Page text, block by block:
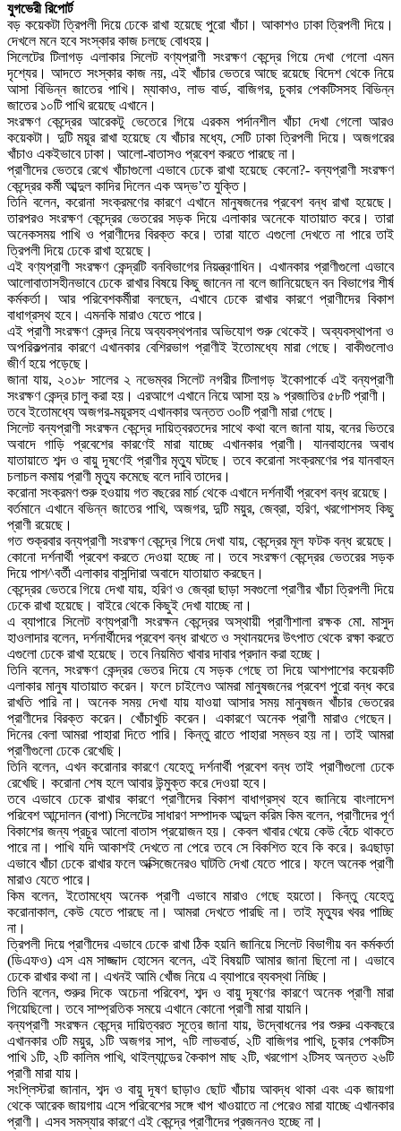
যুগভেরী রিপোর্ট
বড় কয়েকটা ত্রিপলী দিয়ে ঢেকে রাখা হয়েছে পুরো খাঁচা। আকাশও ঢাকা ত্রিপলী দিয়ে।
দেখলে মনে হবে সংস্কার কাজ চলছে বোধহয়।
সিলেটের টিলাগড় এলাকার সিলেট বণ্যপ্রাণী সংরক্ষণ কেন্দ্রে গিয়ে দেখা গেলো এমন
দৃশ্যের। আদতে সংস্কার কাজ নয়, এই খাঁচার ভেতরে আছে রয়েছে বিদেশ থেকে নিয়ে
আসা বিভিন্ন জাতের পাখি। ম্যাকাও, লাভ বার্ড, বাজিগর, চুকার পেকটিসসহ বিভিন্ন
জাতের ১০টি পাখি রয়েছে এখানে।
সংরক্ষণ কেন্দ্রের আরেকটু ভেতেরে গিয়ে এরকম পর্দানশীল খাঁচা দেখা গেলো আরও
কয়েকটা। দুটি ময়ূর রাখা হয়েছে যে খাঁচার মধ্যে, সেটি ঢাকা ত্রিপলী দিয়ে। অজগরের
খাঁচাও একইভাবে ঢাকা। আলো-বাতাসও প্রবেশ করতে পারছে না।
প্রাণীদের ভেতরে রেখে খাঁচাগুলো এভাবে ঢেকে রাখা হয়েছে কেনো?- বন্যপ্রাণী সংরক্ষণ
কেন্দ্রের কর্মী আব্দুল কাদির দিলেন এক অদ্ভ’ত যুক্তি।
তিনি বলেন, করোনা সংক্রমণের কারণে এখানে মানুষজনের প্রবেশ বন্ধ রাখা হয়েছে।
তারপরও সংরক্ষণ কেন্দ্রের ভেতরের সড়ক দিয়ে এলাকার অনেকে যাতায়াত করে। তারা
অনেকসময় পাখি ও প্রাণীদের বিরক্ত করে। তারা যাতে এগুলো দেখতে না পারে তাই
ত্রিপলী দিয়ে ঢেকে রাখা হয়েছে।
এই বণ্যপ্রাণী সংরক্ষণ কেন্দ্রটি বনবিভাগের নিয়ন্ত্রণাধিন। এখানকার প্রাণীগুলো এভাবে
আলোবাতাসহীনভাবে ঢেকে রাখার বিষয়ে কিছু জানেন না বলে জানিয়েছেন বন বিভাগের শীর্ষ
কর্মকর্তা। আর পরিবেশকর্মীরা বলছেন, এখাবে ঢেকে রাখার কারণে প্রাণীদের বিকাশ
বাধাগ্রস্থ হবে। এমনকি মারাও যেতে পারে।
এই প্রাণী সংরক্ষণ কেন্দ্র নিয়ে অব্যবস্থপনার অভিযোগ শুরু থেকেই। অব্যবস্থাপনা ও
অপরিকল্পনার কারণে এখানকার বেশিরভাগ প্রাণীই ইতোমধ্যে মারা গেছে। বাকীগুলোও
জীর্ণ হয়ে পড়েছে।
জানা যায়, ২০১৮ সালের ২ নভেম্বর সিলেট নগরীর টিলাগড় ইকোপার্কে এই বন্যপ্রাণী
সংরক্ষণ কেন্দ্র চালু করা হয়। এরআগে এখানে নিয়ে আসা হয় ৯ প্রজাতির ৫৮টি প্রাণী।
তবে ইতোমধ্যে অজগর-ময়ূরসহ এখানকার অন্তত ৩০টি প্রাণী মারা গেছে।
সিলেট বন্যপ্রাণী সংরক্ষন কেন্দ্রে দায়িত্বরতদের সাথে কথা বলে জানা যায়, বনের ভিতরে
অবাদে গাড়ি প্রবেশের কারণেই মারা যাচ্ছে এখানকার প্রাণী। যানবাহানের অবাধ
যাতায়াতে শব্দ ও বায়ু দূষণেই প্রাণীর মৃত্যু ঘটছে। তবে করোনা সংক্রমণের পর যানবাহন
চলাচল কমায় প্রাণী মৃত্যু কমেছে বলে দাবি তাদের।
করোনা সংক্রমণ শুরু হওয়ায় গত বছরের মার্চ থেকে এখানে দর্শনার্থী প্রবেশ বন্ধ রয়েছে।
বর্তমানে এখানে বভিন্ন জাতের পাখি, অজগর, দুটি ময়ুর, জেব্রা, হরিণ, খরগোশসহ কিছু
প্রাণী রয়েছে।
গত শুক্রবার বন্যপ্রাণী সংরক্ষণ কেন্দ্রে গিয়ে দেখা যায়, কেন্দ্রের মূল ফটক বন্ধ রয়েছে।
কোনো দর্শনার্থী প্রবেশ করতে দেওয়া হচ্ছে না। তবে সংরক্ষণ কেন্দ্রের ভেতরের সড়ক
দিয়ে পাশ^বর্তী এলাকার বাসন্দিারা অবাদে যাতায়াত করছেন।
কেন্দ্রের ভেতরে গিয়ে দেখা যায়, হরিণ ও জেব্রা ছাড়া সবগুলো প্রাণীর খাঁচা ত্রিপলী দিয়ে
ঢেকে রাখা হয়েছে। বাইরে থেকে কিছুই দেখা যাচ্ছে না।
এ ব্যাপারে সিলেট বণ্যপ্রাণী সংরক্ষন কেন্দ্রের অস্থায়ী প্রাণীশালা রক্ষক মো. মাসুদ
হাওলাদার বলেন, দর্শনার্থীদের প্রবেশ বন্ধ রাখতে ও স্থানয়দের উৎপাত থেকে রক্ষা করতে
এগুলো ঢেকে রাখা হয়েছে। তবে নিয়মিত খাবার দাবার প্রদান করা হচ্ছে।
তিনি বলেন, সংরক্ষণ কেন্দ্রর ভেতর দিয়ে যে সড়ক গেছে তা দিয়ে আশপাশের কয়েকটি
এলাকার মানুষ যাতায়াত করেন। ফলে চাইলেও আমরা মানুষজনের প্রবেশ পুরো বন্ধ করে
রাখতি পারি না। অনেক সময় দেখা যায় যাওয়া আসার সময় মানুষজন খাঁচার ভেতরের
প্রাণীদের বিরক্ত করেন। খোঁচাখুচি করেন। একারণে অনেক প্রাণী মারাও গেছেন।
দিনের বেলা আমরা পাহারা দিতে পারি। কিন্তু রাতে পাহারা সম্ভব হয় না। তাই আমরা
প্রাণীগুলো ঢেকে রেখেছি।
তিনি বলেন, এখন করোনার কারণে যেহেতু দর্শনার্থী প্রবেশ বন্ধ তাই প্রাণীগুলো ঢেকে
রেখেছি। করোনা শেষ হলে আবার উন্মুক্ত করে দেওয়া হবে।
তবে এভাবে ঢেকে রাখার কারণে প্রাণীদের বিকাশ বাধাগ্রস্থ হবে জানিয়ে বাংলাদেশ
পরিবেশ আন্দোলন (বাপা) সিলেটের সাধারণ সম্পাদক আব্দুল করিম কিম বলেন, প্রাণীদের পূর্ণ
বিকাশের জন্য প্রচুর আলো বাতাস প্রয়োজন হয়। কেবল খাবার খেয়ে কেউ বেঁচে থাকতে
পারে না। পাখি যদি আকাশই দেখতে না পেরে তবে সে বিকশিত হবে কি করে। রএছাড়া
এভাবে খাঁচা ঢেকে রাখার ফলে অক্সিজেনেরও ঘাটতি দেখা যেতে পারে। ফলে অনেক প্রাণী
মারাও যেতে পারে।
কিম বলেন, ইতোমধ্যে অনেক প্রাণী এভাবে মারাও গেছে হয়তো। কিন্তু যেহেতু
করোনাকাল, কেউ যেতে পারছে না। আমরা দেখতে পারছি না। তাই মৃত্যুর খবর পাচ্ছি
না।
ত্রিপলী দিয়ে প্রাণীদের এভাবে ঢেকে রাখা ঠিক হয়নি জানিয়ে সিলেট বিভাগীয় বন কর্মকর্তা
(ডিএফও) এস এম সাজ্জাদ হোসেন বলেন, এই বিষয়টি আমার জানা ছিলো না। এভাবে
ঢেকে রাখার কথা না। এখনই আমি খোঁজ নিয়ে এ ব্যাপারে ব্যবস্থা নিচ্ছি।
তিনি বলেন, শুরুর দিকে অচেনা পরিবেশ, শব্দ ও বায়ু দূষণের কারণে অনেক প্রাণী মারা
গিয়েছিলো। তবে সাম্প্রতিক সময়ে এখানে কোনো প্রাণী মারা যায়নি।
বন্যপ্রাণী সংরক্ষন কেন্দ্রে দায়িত্বরত সূত্রে জানা যায়, উদ্বোধনের পর শুরুর একবছরে
এখানকার ৩টি ময়ুর, ১টি অজগর সাপ, ৭টি লাভবার্ড, ২টি বাজিগর পাখি, চুকার পেকটিস
পাখি ১টি, ২টি কালিম পাখি, থাইল্যান্ডের কৈকাপ মাছ ২টি, খরগোশ ২টিসহ অন্তত ২৬টি
প্রাণী মারা যায়।
সংপ্লিস্টরা জানান, শব্দ ও বায়ু দূষণ ছাড়াও ছোট খাঁচায় আবদ্ধ থাকা এবং এক জায়গা
থেকে আরেক জায়গায় এসে পরিবেশের সঙ্গে খাপ খাওয়াতে না পেরেও মারা যাচ্ছে এখানকার
প্রাণী। এসব সমস্যার কারণে এই কেন্দ্রে প্রাণীদের প্রজননও হচ্ছে না।